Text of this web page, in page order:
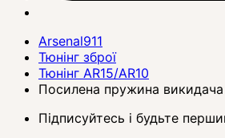
Arsenal911
Тюнінг зброї
Тюнінг AR15/AR10
Посилена пружина викидача
Підписуйтесь і будьте